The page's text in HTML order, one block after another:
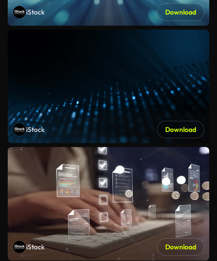
iStock Download
iStock Download
iStock Download